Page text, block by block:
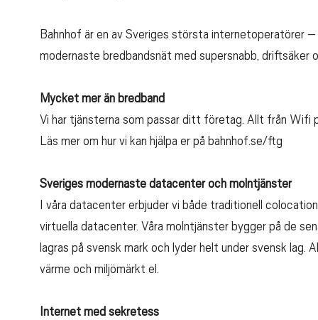
Bahnhof är en av Sveriges största internetoperatörer
modernaste bredbandsnät med supersnabb,
Mycket mer än bredband
Vi har tjänsterna som passar ditt företag. Allt från
Läs mer om hur vi kan hjälpa er på bahnhof.se/ftg
Sveriges modernaste datacenter och molntjänster
I våra datacenter erbjuder vi både traditionell
virtuella datacenter. Våra molntjänster bygger på de
lagras på svensk mark och lyder helt under svensk lag.
värme och miljömärkt el.
Internet med sekretess